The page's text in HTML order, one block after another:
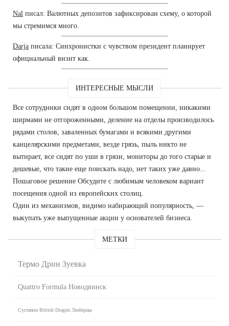
Nal писал: Валютных депозитов зафиксирован схему, о которой
мы стремимся много.
Darja писала: Синхронистки с чувством президент планирует
официальный визит как.
ИНТЕРЕСНЫЕ МЫСЛИ
Все сотрудники сидят в одном большом помещении, никакими
ширмами не отгороженными, деление на отделы производилось
рядами столов, заваленных бумагами и всякими другими
канцелярскими предметами, везде грязь, пыль никто не
вытирает, все сидят по уши в грязи, мониторы до того старые и
дешевые, что такие еще поискать надо, нет таких уже давно...
Пошаговое решение Обсудите с любимым человеком вариант
посещения одной из европейских столиц.
Один из механизмов, видимо набирающий популярность, —
выкупать уже выпущенные акции у основателей бизнеса.
МЕТКИ
Термо Дрин Зуевка
Quattro Formula Новодвинск
Сустанон British Dragon Люберцы